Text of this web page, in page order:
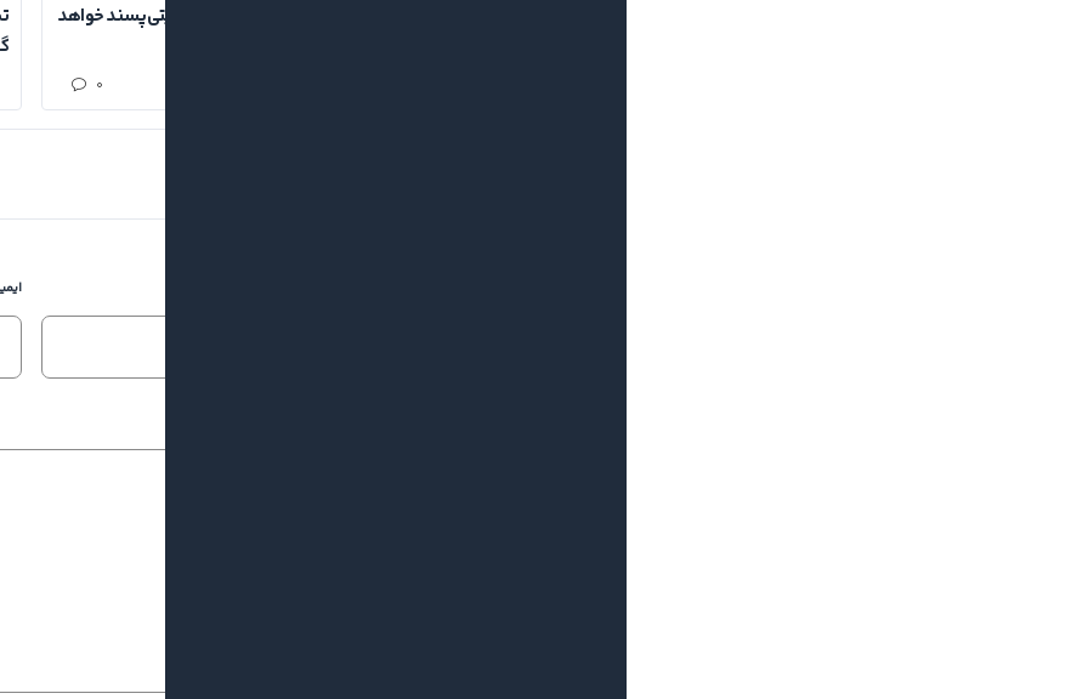
صادق اسماعیلی در فصل ۱۴۰۵ نیز همراه گیتی‌پسند خواهد
۰